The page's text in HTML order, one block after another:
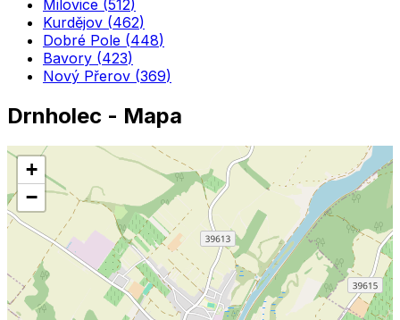
Milovice (512)
Kurdějov (462)
Dobré Pole (448)
Bavory (423)
Nový Přerov (369)
Drnholec - Mapa
+
−